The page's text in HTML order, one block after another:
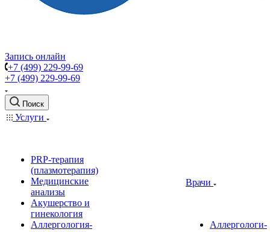
Запись онлайн
+7 (499) 229-99-69
+7 (499) 229-99-69
Поиск
Услуги
PRP-терапия
(плазмотерапия)
Медицинские
анализы
Акушерство и
гинекология
Аллергология-
Врачи
Аллергологи-